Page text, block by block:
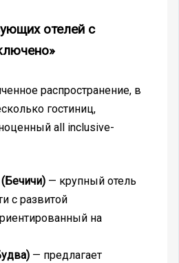
отелей с
распространение, в
гостиниц,
all inclusive-
(Бечичи)— крупный отель
с развитой
на
— предлагает